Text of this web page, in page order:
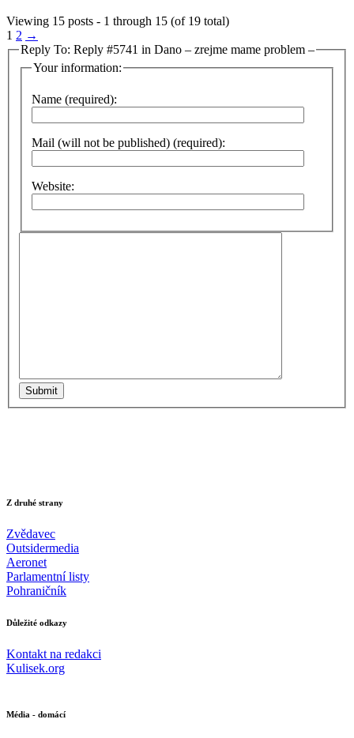
Viewing 15 posts - 1 through 15 (of 19 total)
1 2 →
Reply To: Reply #5741 in Dano – zrejme mame problem –
Your information:
Name (required):
Mail (will not be published) (required):
Website:
Submit
Z druhé strany
Zvědavec
Outsidermedia
Aeronet
Parlamentní listy
Pohraničník
Důležité odkazy
Kontakt na redakci
Kulisek.org
Média - domácí